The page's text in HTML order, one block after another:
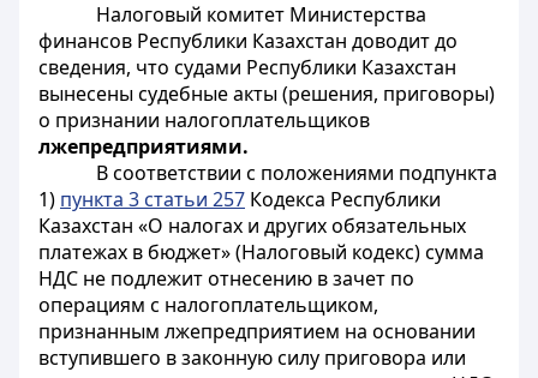
Налоговый комитет Министерства
финансов Республики Казахстан доводит до
сведения, что судами Республики Казахстан
вынесены судебные акты (решения, приговоры)
о признании налогоплательщиков
лжепредприятиями.
В соответствии с положениями подпункта
1) пункта 3 статьи 257 Кодекса Республики
Казахстан «О налогах и других обязательных
платежах в бюджет» (Налоговый кодекс) сумма
НДС не подлежит отнесению в зачет по
операциям с налогоплательщиком,
признанным лжепредприятием на основании
вступившего в законную силу приговора или